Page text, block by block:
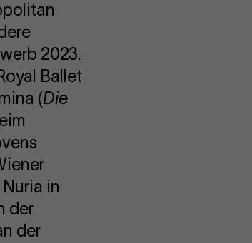
2023.
Ballet
(Die
in
der
der